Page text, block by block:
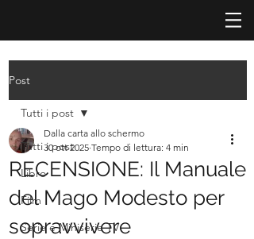
Post
Tutti i post
Libro
Film
Serie e Miniserie TV
Tutti i post
RECENSIONE: Il Manuale
del Mago Modesto per
sopravvivere
Dalla carta allo schermo
30 ott 2025 Tempo di lettura: 4 min